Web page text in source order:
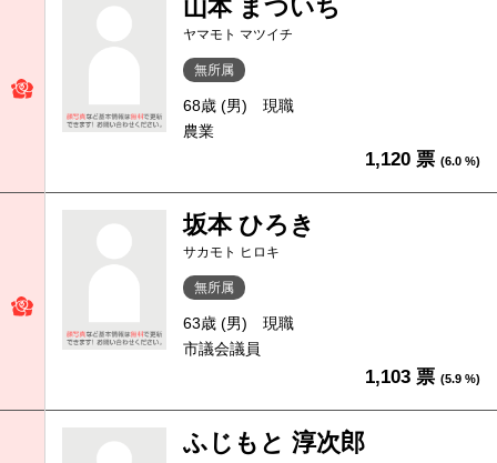
山本 まついち
ヤマモト マツイチ
無所属
68歳 (男)
現職
農業
1,120 票 (6.0 %)
坂本 ひろき
サカモト ヒロキ
無所属
63歳 (男)
現職
市議会議員
1,103 票 (5.9 %)
ふじもと 淳次郎